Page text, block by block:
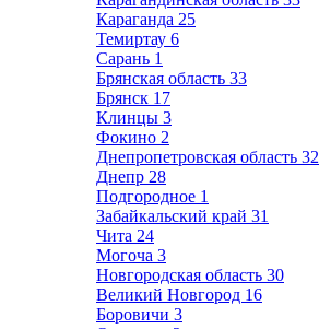
Караганда 25
Темиртау 6
Сарань 1
Брянская область 33
Брянск 17
Клинцы 3
Фокино 2
Днепропетровская область 32
Днепр 28
Подгородное 1
Забайкальский край 31
Чита 24
Могоча 3
Новгородская область 30
Великий Новгород 16
Боровичи 3